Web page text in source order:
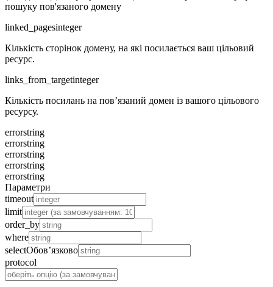
пошуку пов'язаного домену
linked_pagesinteger
Кількість сторінок домену, на які посилається ваш цільовий
ресурс.
links_from_targetinteger
Кількість посилань на пов’язаний домен із вашого цільового
ресурсу.
errorstring
errorstring
errorstring
errorstring
errorstring
Параметри
timeout
limit
order_by
where
selectОбов’язково
protocol